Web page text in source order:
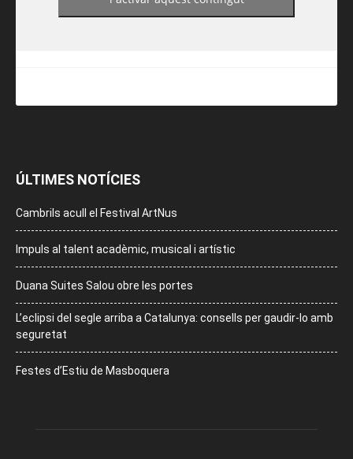
ÚLTIMES NOTÍCIES
Cambrils acull el Festival ArtNus
Impuls al talent acadèmic, musical i artístic
Duana Suites Salou obre les portes
L’eclipsi del segle arriba a Catalunya: consells per gaudir-lo amb
seguretat
Festes d’Estiu de Masboquera